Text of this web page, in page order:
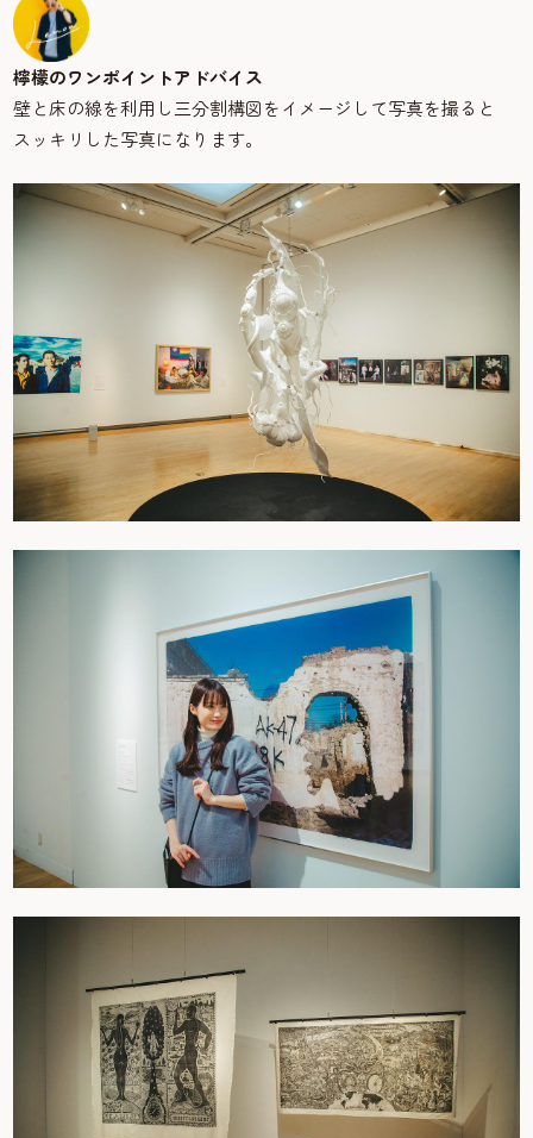
檸檬のワンポイントアドバイス
壁と床の線を利用し三分割構図をイメージして写真を撮ると
スッキリした写真になります。